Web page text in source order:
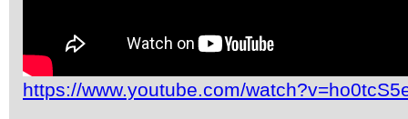
https://www.youtube.com/